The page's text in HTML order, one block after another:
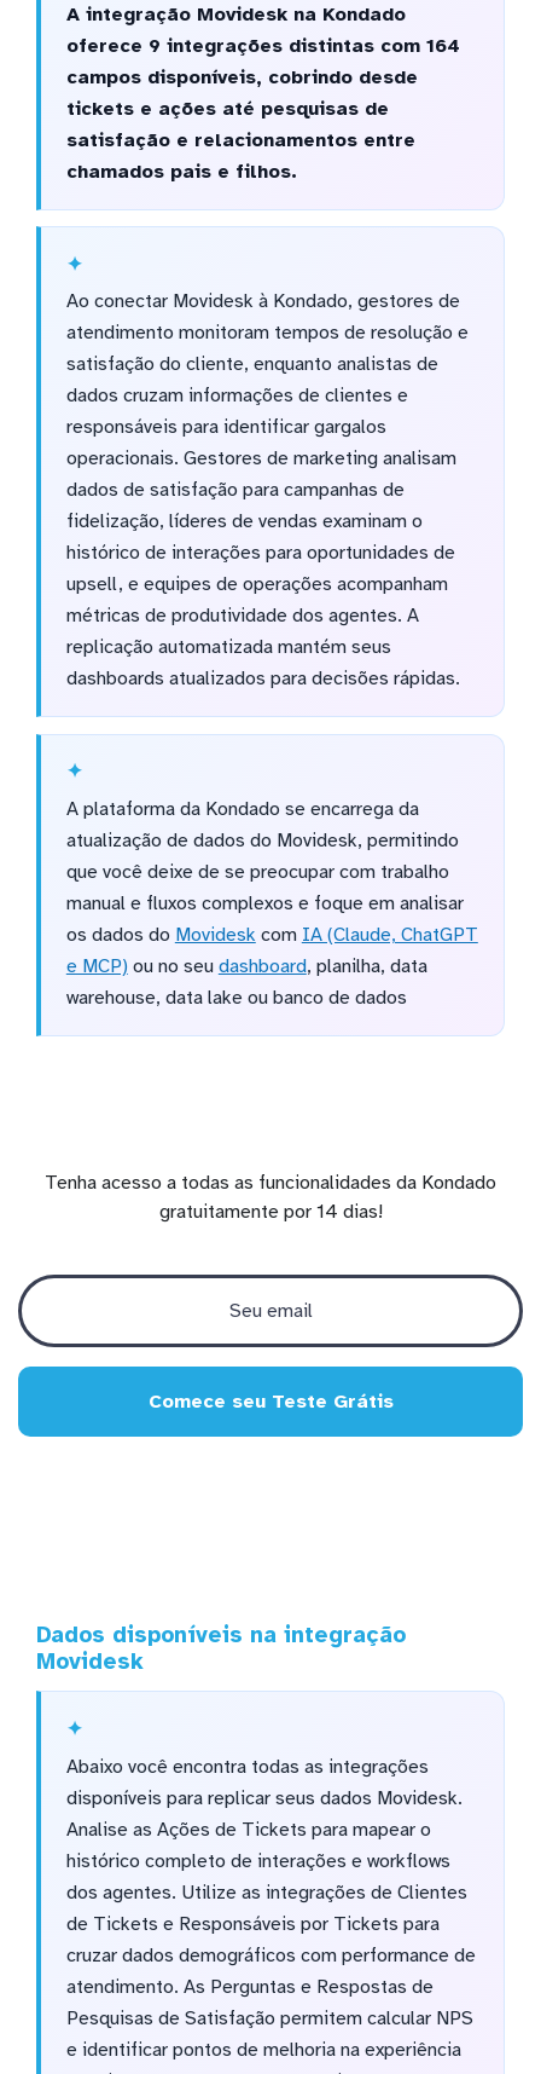
A integração Movidesk na Kondado
oferece 9 integrações distintas com 164
campos disponíveis, cobrindo desde
tickets e ações até pesquisas de
satisfação e relacionamentos entre
chamados pais e filhos.
Ao conectar Movidesk à Kondado, gestores de
atendimento monitoram tempos de resolução e
satisfação do cliente, enquanto analistas de
dados cruzam informações de clientes e
responsáveis para identificar gargalos
operacionais. Gestores de marketing analisam
dados de satisfação para campanhas de
fidelização, líderes de vendas examinam o
histórico de interações para oportunidades de
upsell, e equipes de operações acompanham
métricas de produtividade dos agentes. A
replicação automatizada mantém seus
dashboards atualizados para decisões rápidas.
A plataforma da Kondado se encarrega da
atualização de dados do Movidesk, permitindo
que você deixe de se preocupar com trabalho
manual e fluxos complexos e foque em analisar
os dados do Movidesk com IA (Claude, ChatGPT
e MCP)ou no seu dashboard, planilha, data
warehouse, data lake ou banco de dados
Tenha acesso a todas as funcionalidades da Kondado
gratuitamente por 14 dias!
Comece seu Teste Grátis
Dados disponíveis na integração
Movidesk
Abaixo você encontra todas as integrações
disponíveis para replicar seus dados Movidesk.
Analise as Ações de Tickets para mapear o
histórico completo de interações e workflows
dos agentes. Utilize as integrações de Clientes
de Tickets e Responsáveis por Tickets para
cruzar dados demográficos com performance de
atendimento. As Perguntas e Respostas de
Pesquisas de Satisfação permitem calcular NPS
e identificar pontos de melhoria na experiência